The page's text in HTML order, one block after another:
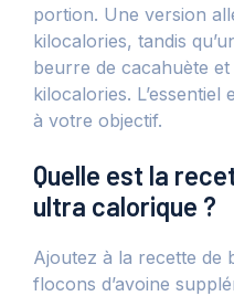
portion. Une version
kilocalories, tandis
beurre de cacahuète
kilocalories. L’essentiel
à votre objectif.
Quelle est la
ultra calorique ?
Ajoutez à la recette de
flocons d’avoine